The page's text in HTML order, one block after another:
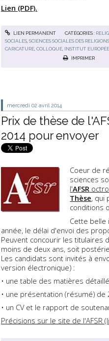
Lien (PDF).
LIEN PERMANENT CATÉGORIES :
SOCIALES,SCIENCES SOCIALES DES
CARICATURE,COLLOQUE, INSTITUT
IMPRIMER
mercredi 02 avril 2014
Prix de thèse de
2014 pour envoyer
Coeur de
sciences
l'AFSR
Thèse, qui
conditions
Cette belle
année, le délai d'envoi des
Peuvent concourir les titulaires
moins de deux ans, soit
Les candidats sont invités à
version électronique) :
• une table des matières
• une présentation (résumé) de
• un CV et le rapport de
Précisions sur le site de l'AFSR